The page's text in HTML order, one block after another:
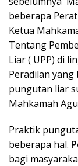
beberapa
Ketua
Tentang
Liar ( UPP) di
Peradilan yang
pungutan liar
Mahkamah
Praktik
beberapa hal.
bagi